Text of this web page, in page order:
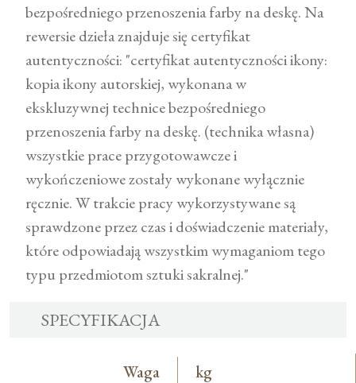
bezpośredniego przenoszenia farby na deskę. Na
rewersie dzieła znajduje się certyfikat
autentyczności: "certyfikat autentyczności ikony:
kopia ikony autorskiej, wykonana w
ekskluzywnej technice bezpośredniego
przenoszenia farby na deskę. (technika własna)
wszystkie prace przygotowawcze i
wykończeniowe zostały wykonane wyłącznie
ręcznie. W trakcie pracy wykorzystywane są
sprawdzone przez czas i doświadczenie materiały,
które odpowiadają wszystkim wymaganiom tego
typu przedmiotom sztuki sakralnej."
SPECYFIKACJA
Waga kg